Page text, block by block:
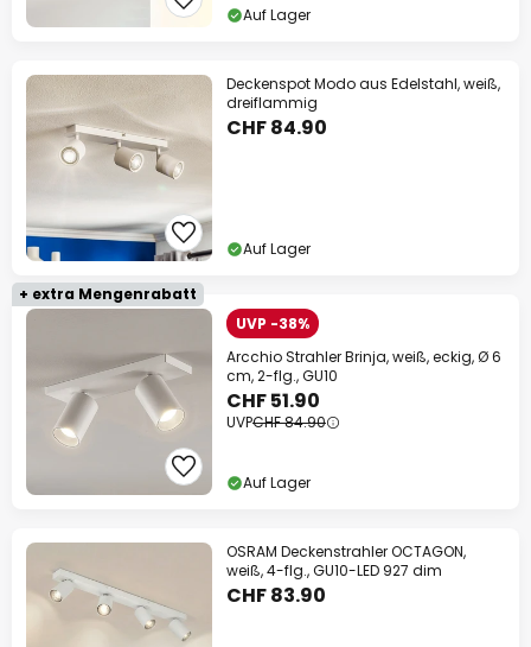
Auf Lager
Deckenspot Modo aus Edelstahl, weiß,
dreiflammig
CHF 84.90
Auf Lager
+ extra Mengenrabatt
UVP -38%
Arcchio Strahler Brinja, weiß, eckig, Ø 6
cm, 2-flg., GU10
CHF 51.90
UVPCHF 84.90
Auf Lager
OSRAM Deckenstrahler OCTAGON,
weiß, 4-flg., GU10-LED 927 dim
CHF 83.90